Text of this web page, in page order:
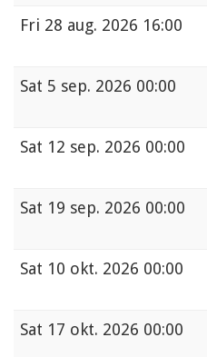
Fri 28 aug. 2026 16:00
Sat 5 sep. 2026 00:00
Sat 12 sep. 2026 00:00
Sat 19 sep. 2026 00:00
Sat 10 okt. 2026 00:00
Sat 17 okt. 2026 00:00